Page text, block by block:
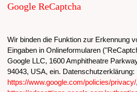
Google ReCaptcha
Wir binden die Funktion zur Erkennung
Eingaben in Onlineformularen
Google LLC, 1600 Amphitheatre
94043, USA, ein. Datenschutzerklärung:
https://www.google.com/policies/privacy/